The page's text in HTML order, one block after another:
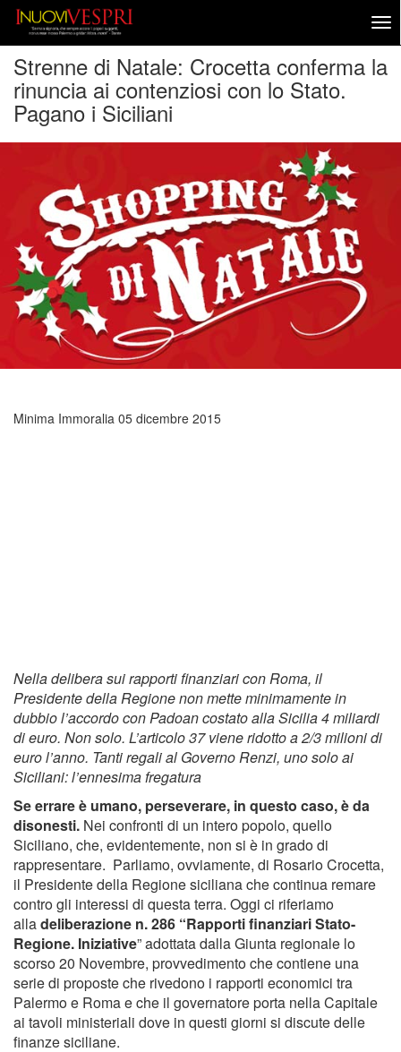
Strenne di Natale: Crocetta conferma la
rinuncia ai contenziosi con lo Stato.
Pagano i Siciliani
Minima Immoralia 05 dicembre 2015
Nella delibera sui rapporti finanziari con Roma, il
Presidente della Regione non mette minimamente in
dubbio l’accordo con Padoan costato alla Sicilia 4 miliardi
di euro. Non solo. L’articolo 37 viene ridotto a 2/3 milioni di
euro l’anno. Tanti regali al Governo Renzi, uno solo ai
Siciliani: l’ennesima fregatura
Se errare è umano, perseverare, in questo caso, è da
disonesti. Nei confronti di un intero popolo, quello
Siciliano, che, evidentemente, non si è in grado di
rappresentare. Parliamo, ovviamente, di Rosario Crocetta,
il Presidente della Regione siciliana che continua remare
contro gli interessi di questa terra. Oggi ci riferiamo
alladeliberazione n. 286 “Rapporti finanziari Stato-
Regione. Iniziative” adottata dalla Giunta regionale lo
scorso 20 Novembre, provvedimento che contiene una
serie di proposte che rivedono i rapporti economici tra
Palermo e Roma e che il governatore porta nella Capitale
ai tavoli ministeriali dove in questi giorni si discute delle
finanze siciliane.